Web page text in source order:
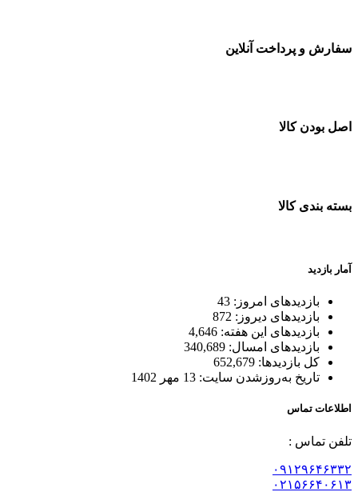
سفارش و پرداخت آنلاین
اصل بودن کالا
بسته بندی کالا
آمار بازدید
بازدیدهای امروز: 43
بازدیدهای دیروز: 872
بازدیدهای این هفته: 4,646
بازدیدهای امسال: 340,689
کل بازدیدها: 652,679
تاریخ به‌روزشدن سایت: 13 مهر 1402
اطلاعات تماس
تلفن تماس :
۰۹۱۲۹۶۴۶۳۳۲
۰۲۱۵۶۶۴۰۶۱۳